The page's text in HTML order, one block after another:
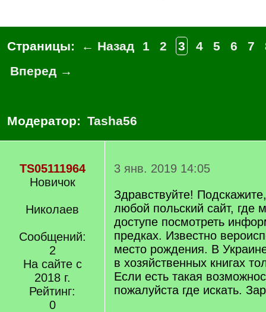
Страницы: ← Назад 1 2 3 4 5 6 7
Вперед →
Модератор: Tasha56
TS05111964
Новичок
Николаев
Сообщений:
2
На сайте с
2018 г.
Рейтинг:
0
3 янв. 2019 14:05
Здравствуйте!
любой польский сайт, где
доступе посмотреть
предках. Известно
место рождения. В
в хозяйственных книгах
Если есть такая
пожалуйста где искать.